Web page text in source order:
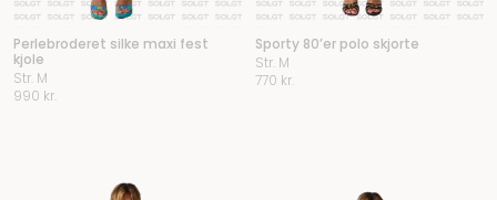
Perlebroderet silke maxi fest
kjole
Str. M
990 kr.
Sporty 80’er polo skjorte
Str. M
770 kr.